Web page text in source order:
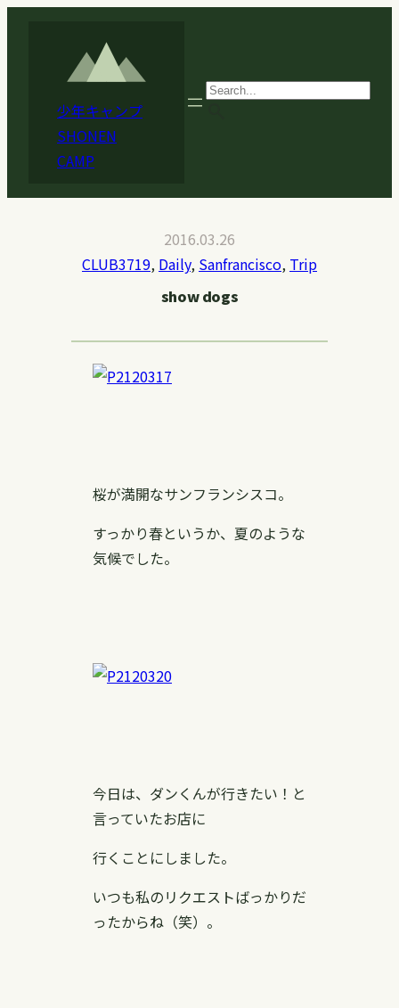
少年キャンプ
SHONEN
CAMP
2016.03.26
CLUB3719, Daily, Sanfrancisco, Trip
show dogs
桜が満開なサンフランシスコ。
すっかり春というか、夏のような
気候でした。
今日は、ダンくんが行きたい！と
言っていたお店に
行くことにしました。
いつも私のリクエストばっかりだ
ったからね（笑）。